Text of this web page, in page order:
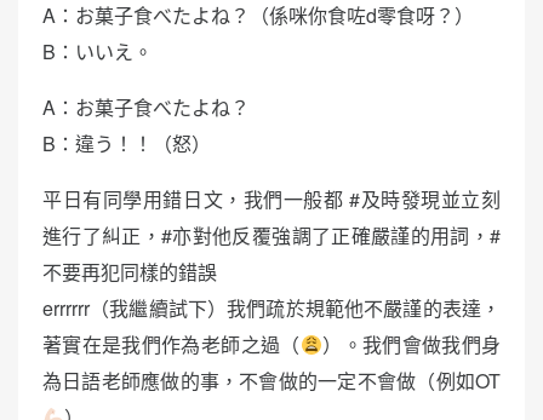
A：お菓子食べたよね？（係咪你食咗d零食呀？）
B：いいえ。
A：お菓子食べたよね？
B：違う！！（怒）
平日有同學用錯日文，我們一般都 #及時發現並立刻
進行了糾正，#亦對他反覆強調了正確嚴謹的用詞，#
不要再犯同樣的錯誤
errrrrr（我繼續試下）我們疏於規範他不嚴謹的表達，
著實在是我們作為老師之過（
）。我們會做我們身
為日語老師應做的事，不會做的一定不會做（例如OT